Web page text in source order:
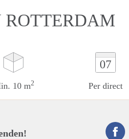
10 m2
07
Per direct